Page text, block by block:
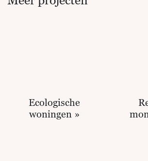
Ecologische
woningen »